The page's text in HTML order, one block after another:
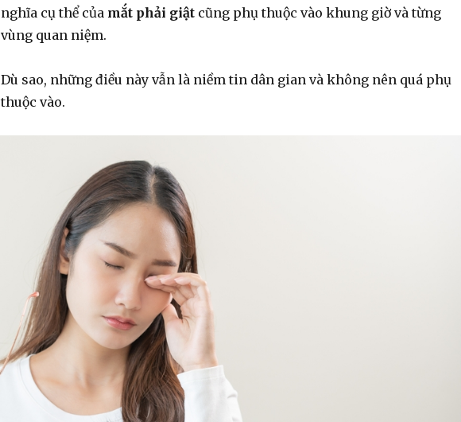
nghĩa cụ thể của mắt phải giậtcũng phụ thuộc vào khung giờ và từng
vùng quan niệm.
Dù sao, những điều này vẫn là niềm tin dân gian và không nên quá phụ
thuộc vào.